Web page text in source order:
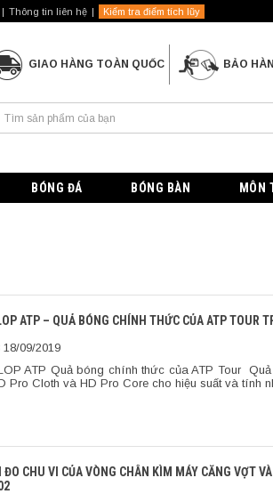
Thông tin liên hệ Kiểm tra điểm tích lũy
GIAO HÀNG TOÀN QUỐC BẢO
BÓNG ĐÁ BÓNG BÀN MÔN
ATP – QUẢ BÓNG CHÍNH THỨC CỦA ATP TOUR
18/09/2019
ATP Quả bóng chính thức của ATP Tour
Pro Cloth và HD Pro Core cho hiệu suất và tính
ĐO CHU VI CỦA VÒNG CHÂN KÌM MÁY CĂNG VỢT